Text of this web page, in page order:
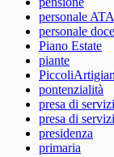
personale ATA
personale
Piano Estate
piante
pontenzialità
presa di
presa di
presidenza
primaria